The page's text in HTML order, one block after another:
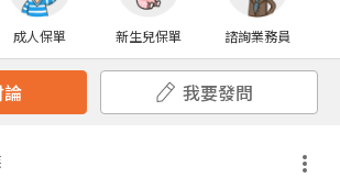
成人保單 新生兒保單 諮詢業務員
我要發問